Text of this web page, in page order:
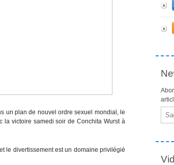
un plan de nouvel ordre sexuel mondial, le
la victoire samedi soir de Conchita Wurst à
le divertissement est un domaine privilégié
Email